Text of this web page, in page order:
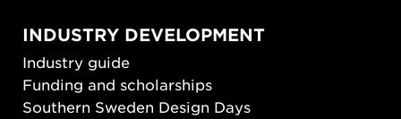
INDUSTRY DEVELOPMENT
Industry guide
Funding and scholarships
Southern Sweden Design Days